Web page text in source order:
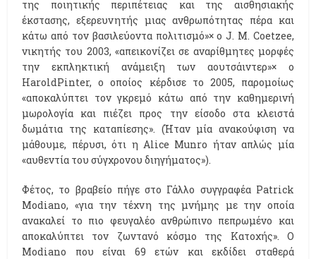
της ποιητικής περιπέτειας και της αισθησιακής
έκστασης, εξερευνητής μιας ανθρωπότητας πέρα και
κάτω από τον βασιλεύοντα πολιτισμό»× ο J. M. Coetzee,
νικητής του 2003, «απεικονίζει σε αναρίθμητες μορφές
την εκπληκτική ανάμειξη των αουτσάιντερ»× ο
HaroldPinter, ο οποίος κέρδισε το 2005, παρομοίως
«αποκαλύπτει τον γκρεμό κάτω από την καθημερινή
μωρολογία και πιέζει προς την είσοδο στα κλειστά
δωμάτια της καταπίεσης». (Ήταν μία ανακούφιση να
μάθουμε, πέρυσι, ότι η Alice Munro ήταν απλώς μία
«αυθεντία του σύγχρονου διηγήματος»).
Φέτος, το βραβείο πήγε στο Γάλλο συγγραφέα Patrick
Modiano, «για την τέχνη της μνήμης με την οποία
ανακαλεί το πιο φευγαλέο ανθρώπινο πεπρωμένο και
αποκαλύπτει τον ζωντανό κόσμο της Κατοχής». Ο
Modiano που είναι 69 ετών και εκδίδει σταθερά